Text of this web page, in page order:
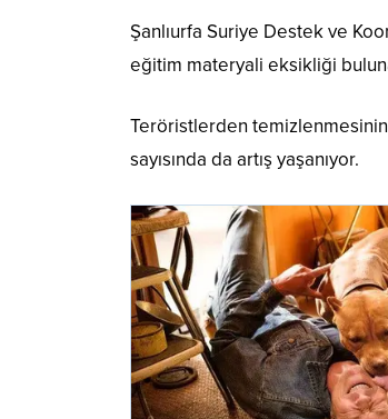
Şanlıurfa Suriye Destek ve
eğitim materyali eksikliği
Teröristlerden
sayısında da artış yaşanıyor.